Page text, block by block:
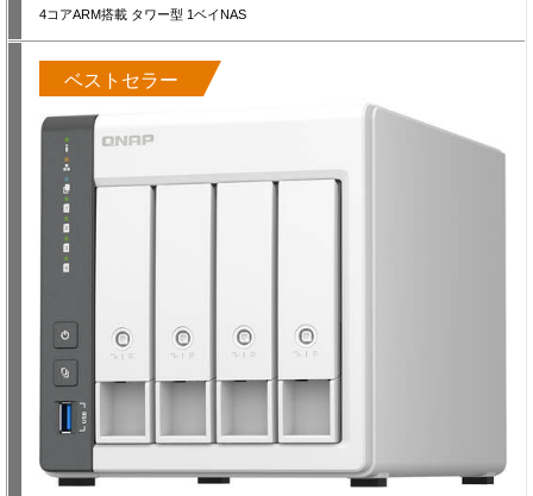
4コアARM搭載 タワー型 1ベイNAS
ベストセラー